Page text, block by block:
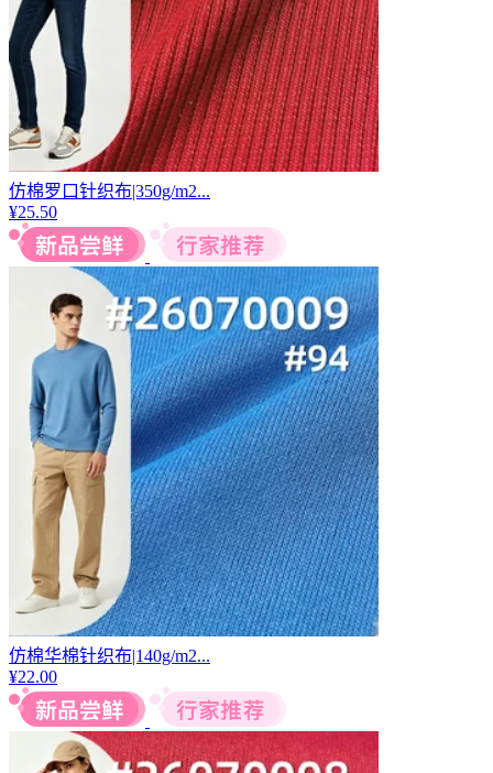
仿棉罗口针织布|350g/m2...
¥25.50
仿棉华棉针织布|140g/m2...
¥22.00